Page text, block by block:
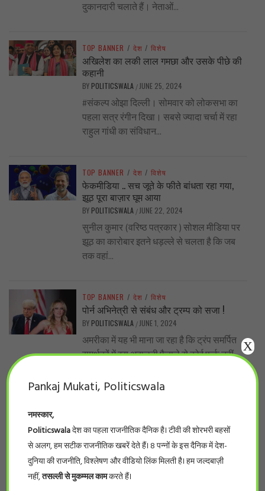
दुकानदारी चलाते हैं। नेताओं...
TOP BANNER / देश / विशेष
अखिलेश का लकी लाल गमछा और उसके पीछे की
कहानी
BY POLITICSWALA / JUNE 25, 2024
#संकल्प ओझा दिल्ली। सोमवार को लोकसभा का
पहला सत्र रंगीन दिखा। सबसे ज्यादा चर्चा में रहा
राहुल गांधी का संविधान...
TOP BANNER / देश / विशेष
फेकमीडिया .. सच जूते के फीते बांधता रहा गया,
झूठ पूरा बाज़ार घूम आया
BY POLITICSWALA / JUNE 22, 2024
सुनील कुमार (वरिष्ठ पत्रकार ) सोशल मीडिया पर
झूठ का कारोबार इतने धड़ल्ले से चलता है कि जब
तक वहां...
TOP BANNER / देश / विशेष
पोर्न अभिनेत्री से संबंध और ट्रम्प को सजा !
BY POLITICSWALA / JUNE 1, 2024
अमरीका में यह भी माना जा रहा है कि ट्रंप समर्पित
समर्थकों में इस अदालती फैसले से कोई फर्क नहीं...
BY POLITICSWALA/MAY 28, 2024
#politicswala Report भोपाल। लम्बे इंतज़ार के
बाद आखिर फर्जी नर्सिंग कॉलेजों की सूची सामने आ
ही गई। इंडियन नर्सिंग काउंसिलके...
Pankaj Mukati, Politicswala
नमस्कार,
Politicswalaदेश का पहला राजनीतिक दैनिक है। टीवी की शोरभरी बहसों
से अलग, हम सटीक राजनीतिक खबरें देते हैं। 8 पन्नों के इस दैनिक में देश-
दुनिया की राजनीति, विश्लेषण और वीडियो लिंक मिलती है। हम जल्दबाज़ी
नहीं,तसल्ली से मुकम्मल कामकरते हैं।
X